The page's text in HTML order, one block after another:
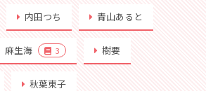
内田つち 青山あると
麻生海 3 樹要
秋葉東子